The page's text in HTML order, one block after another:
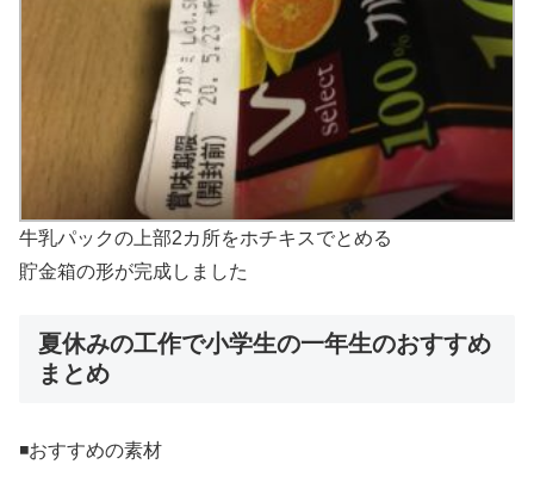
牛乳パックの上部2カ所をホチキスでとめる
貯金箱の形が完成しました
夏休みの工作で小学生の一年生のおすすめ
まとめ
◾️おすすめの素材